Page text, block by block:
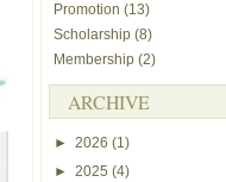
Promotion (13)
Scholarship (8)
Membership (2)
ARCHIVE
► 2026 (1)
► 2025 (4)